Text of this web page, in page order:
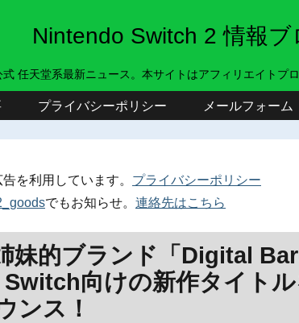
Nintendo Switch 2 情報ブ
式 任天堂系最新ニュース。本サイトはアフィリエイトプ
プライバシーポリシー メールフォーム
を利用しています。 プライバシーポリシー
でもお知らせ。 連絡先はこちら
妹的ブランド「Digital
向けの新作タイト
ンス！